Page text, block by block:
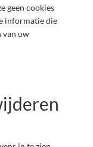
geen cookies
informatie die
van uw